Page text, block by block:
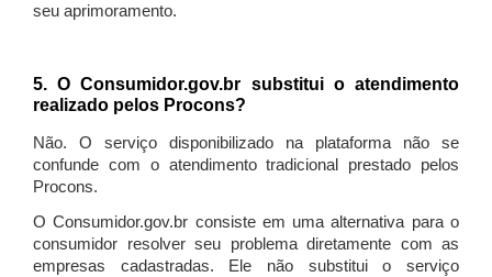
seu aprimoramento.
5. O Consumidor.gov.br substitui o atendimento
realizado pelos Procons?
Não. O serviço disponibilizado na plataforma não se
confunde com o atendimento tradicional prestado pelos
Procons.
O Consumidor.gov.br consiste em uma alternativa para o
consumidor resolver seu problema diretamente com as
empresas cadastradas. Ele não substitui o serviço